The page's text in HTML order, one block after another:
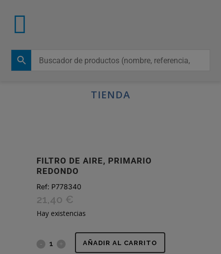
TIENDA
FILTRO DE AIRE, PRIMARIO
REDONDO
Ref: P778340
21,40 €
Hay existencias
FILTRO AÑADIR AL CARRITO